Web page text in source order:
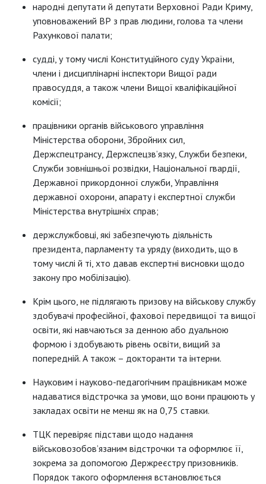
народні депутати й депутати Верховної Ради Криму,
уповноважений ВР з прав людини, голова та члени
Рахункової палати;
судді, у тому числі Конституційного суду України,
члени і дисциплінарні інспектори Вищої ради
правосуддя, а також члени Вищої кваліфікаційної
комісії;
працівники органів військового управління
Міністерства оборони, Збройних сил,
Держспецтрансу, Держ­спецзв’язку, Служби безпеки,
Служби зовнішньої розвідки, Національної гвардії,
Державної прикордонної служби, Управління
державної охорони, апарату і експертної служби
Міністерства внутрішніх справ;
держслужбовці, які забезпечують діяльність
президента, парламенту та уряду (виходить, що в
тому числі й ті, хто давав експертні висновки щодо
закону про мобілізацію).
Крім цього, не підлягають призову на військову службу
здобувачі професійної, фахової передвищої та вищої
освіти, які навчаються за денною або дуальною
формою і здобувають рівень освіти, вищий за
попередній. А також – докторанти та інтерни.
Науковим і науково-педагогічним працівникам може
надаватися відстрочка за умови, що вони працюють у
закладах освіти не менш як на 0,75 ставки.
ТЦК перевіряє підстави щодо надання
військовозобов’язаним відстрочки та оформлює її,
зокрема за допомогою Держ­реєстру призовників.
Порядок такого оформлення встановлюється